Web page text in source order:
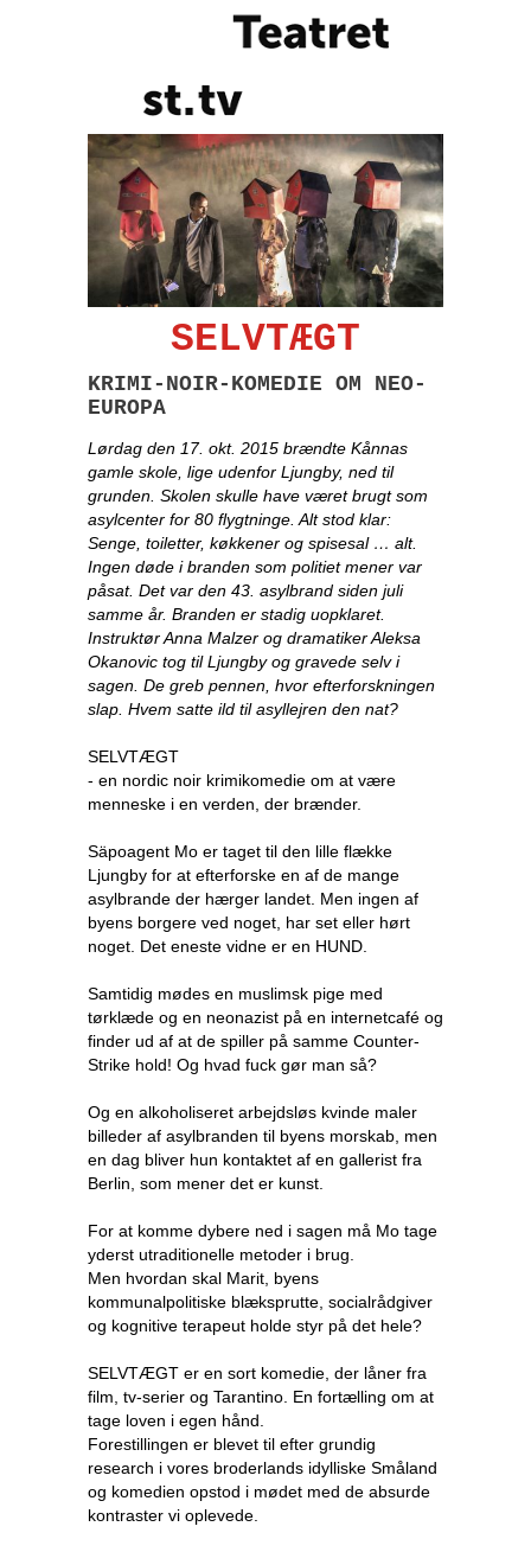
SELVTÆGT
KRIMI-NOIR-KOMEDIE OM NEO-
EUROPA
Lørdag den 17. okt. 2015 brændte Kånnas
gamle skole, lige udenfor Ljungby, ned til
grunden. Skolen skulle have været brugt som
asylcenter for 80 flygtninge. Alt stod klar:
Senge, toiletter, køkkener og spisesal … alt.
Ingen døde i branden som politiet mener var
påsat. Det var den 43. asylbrand siden juli
samme år. Branden er stadig uopklaret.
Instruktør Anna Malzer og dramatiker Aleksa
Okanovic tog til Ljungby og gravede selv i
sagen. De greb pennen, hvor efterforskningen
slap. Hvem satte ild til asyllejren den nat?
SELVTÆGT
- en nordic noir krimikomedie om at være
menneske i en verden, der brænder.
Säpoagent Mo er taget til den lille flække
Ljungby for at efterforske en af de mange
asylbrande der hærger landet. Men ingen af
byens borgere ved noget, har set eller hørt
noget. Det eneste vidne er en HUND.
Samtidig mødes en muslimsk pige med
tørklæde og en neonazist på en internetcafé og
finder ud af at de spiller på samme Counter-
Strike hold! Og hvad fuck gør man så?
Og en alkoholiseret arbejdsløs kvinde maler
billeder af asylbranden til byens morskab, men
en dag bliver hun kontaktet af en gallerist fra
Berlin, som mener det er kunst.
For at komme dybere ned i sagen må Mo tage
yderst utraditionelle metoder i brug.
Men hvordan skal Marit, byens
kommunalpolitiske blæksprutte, socialrådgiver
og kognitive terapeut holde styr på det hele?
SELVTÆGT er en sort komedie, der låner fra
film, tv-serier og Tarantino. En fortælling om at
tage loven i egen hånd.
Forestillingen er blevet til efter grundig
research i vores broderlands idylliske Småland
og komedien opstod i mødet med de absurde
kontraster vi oplevede.